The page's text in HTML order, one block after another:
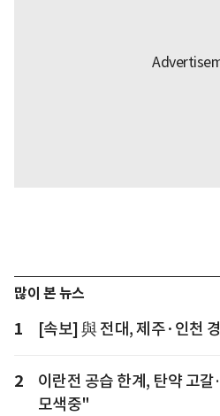
많이 본 뉴스
1 [속보] 與 전대, 제주·인천
2
이란전 공습 한계, 탄약 고
모색중"